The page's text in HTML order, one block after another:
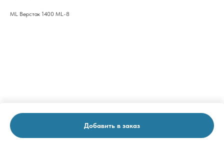
Добавить в заказ
ML Верстак 1400 ML-8